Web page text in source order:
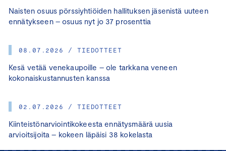
Naisten osuus pörssiyhtiöiden hallituksen jäsenistä uuteen
ennätykseen – osuus nyt jo 37 prosenttia
08.07.2026 / TIEDOTTEET
Kesä vetää venekaupoille – ole tarkkana veneen
kokonaiskustannusten kanssa
02.07.2026 / TIEDOTTEET
Kiinteistönarviointikokeesta ennätysmäärä uusia
arvioitsijoita – kokeen läpäisi 38 kokelasta